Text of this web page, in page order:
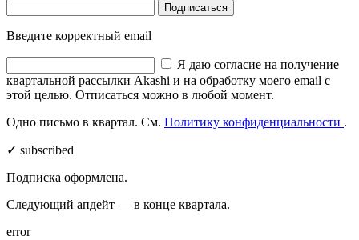
Подписаться
Введите корректный email
Я даю согласие на получение
квартальной рассылки Akashi и на обработку моего email с
этой целью. Отписаться можно в любой момент.
Одно письмо в квартал. См. Политику конфиденциальности .
✓ subscribed
Подписка оформлена.
Следующий апдейт — в конце квартала.
error